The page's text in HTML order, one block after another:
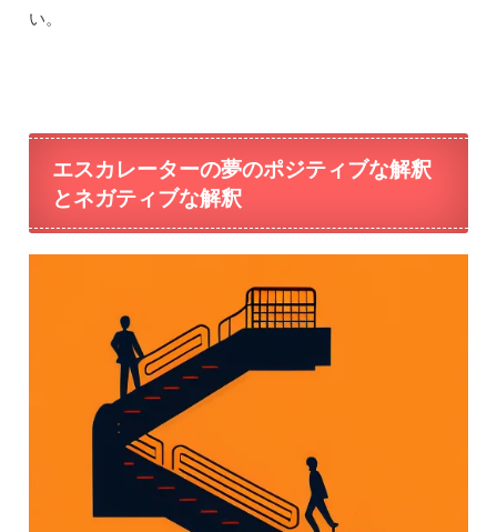
い。
エスカレーターの夢のポジティブな解釈
とネガティブな解釈